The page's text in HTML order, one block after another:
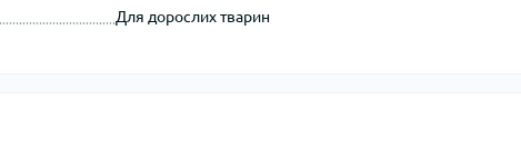
Для дорослих тварин